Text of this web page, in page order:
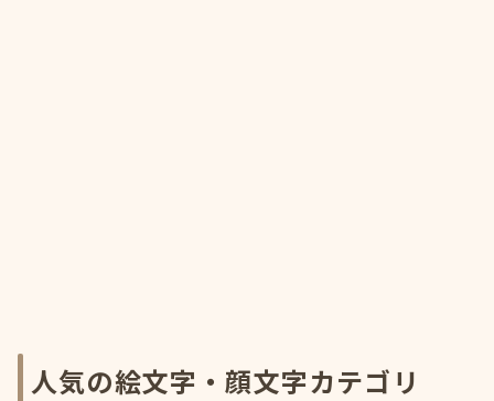
人気の絵文字・顔文字カテゴリ